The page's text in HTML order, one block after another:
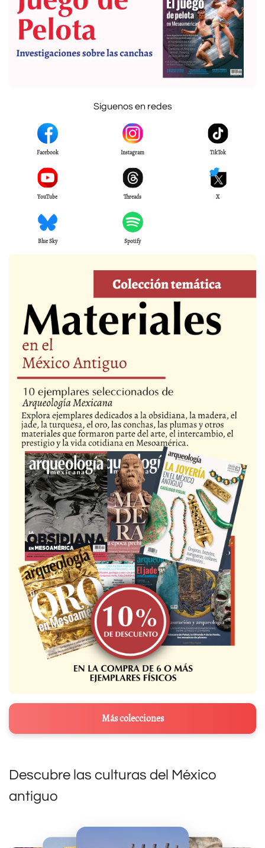
Síguenos en redes
Facebook Instagram TikTok
YouTube Threads X
Blue Sky Spotify
Más colecciones
Descubre las culturas del México
antiguo